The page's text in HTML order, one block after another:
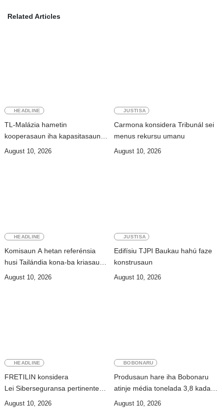
Related Articles
HEADLINE
TL-Malázia hametin
kooperasaun iha kapasitasaun
rekursu umanu
August 10, 2026
JUSTISA
Carmona konsidera Tribunál sei
menus rekursu umanu
August 10, 2026
HEADLINE
Komisaun A hetan referénsia
husi Tailándia kona-ba kriasaun
Lei Siberkrime
August 10, 2026
JUSTISA
Edifísiu TJPI Baukau hahú faze
konstrusaun
August 10, 2026
HEADLINE
FRETILIN konsidera
Lei Siberseguransa pertinente
ba kombate scame online
August 10, 2026
BOBONARU
Produsaun hare iha Bobonaru
atinje média tonelada 3,8 kada
ektare iha époka dahuluk
August 10, 2026